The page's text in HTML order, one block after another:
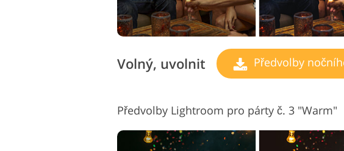
Volný, uvolnit Předvolby
Předvolby Lightroom pro párty č. 3 "Warm"